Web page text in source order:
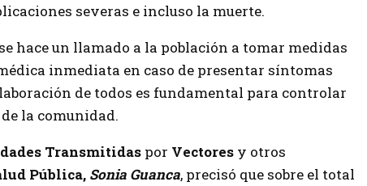
severas e incluso la muerte.
hace un llamado a la población a tomar medidas
inmediata en caso de presentar síntomas
de todos es fundamental para controlar
la comunidad.
Transmitidas por Vectores y otros
Pública, Sonia Guanca, precisó que sobre el total